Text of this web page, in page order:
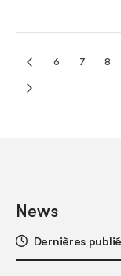
6 7 8
News
Dernières